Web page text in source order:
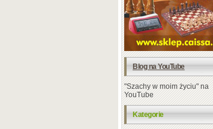
Blog na YouTube
"Szachy w moim życiu" na
YouTube
Kategorie